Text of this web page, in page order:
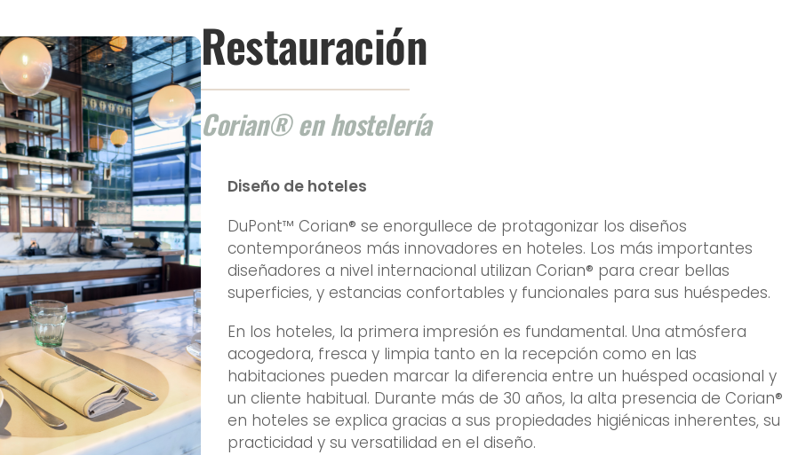
Restauración
Corian® en hostelería
Diseño de hoteles
DuPont™ Corian® se enorgullece de protagonizar los diseños
contemporáneos más innovadores en hoteles. Los más importantes
diseñadores a nivel internacional utilizan Corian® para crear bellas
superficies, y estancias confortables y funcionales para sus huéspedes.
En los hoteles, la primera impresión es fundamental. Una atmósfera
acogedora, fresca y limpia tanto en la recepción como en las
habitaciones pueden marcar la diferencia entre un huésped ocasional y
un cliente habitual. Durante más de 30 años, la alta presencia de Corian®
en hoteles se explica gracias a sus propiedades higiénicas inherentes, su
practicidad y su versatilidad en el diseño.